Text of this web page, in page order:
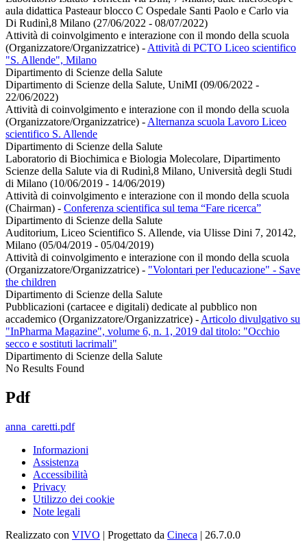
aula didattica Pasteaur blocco C Ospedale Santi Paolo e Carlo via
Di Rudinì,8 Milano (27/06/2022 - 08/07/2022)
Attività di coinvolgimento e interazione con il mondo della scuola
(Organizzatore/Organizzatrice) - Attività di PCTO Liceo scientifico
"S. Allende", Milano
Dipartimento di Scienze della Salute
Dipartimento di Scienze della Salute, UniMI (09/06/2022 -
22/06/2022)
Attività di coinvolgimento e interazione con il mondo della scuola
(Organizzatore/Organizzatrice) - Alternanza scuola Lavoro Liceo
scientifico S. Allende
Dipartimento di Scienze della Salute
Laboratorio di Biochimica e Biologia Molecolare, Dipartimento
Scienze della Salute via di Rudinì,8 Milano, Università degli Studi
di Milano (10/06/2019 - 14/06/2019)
Attività di coinvolgimento e interazione con il mondo della scuola
(Chairman) - Conferenza scientifica sul tema “Fare ricerca”
Dipartimento di Scienze della Salute
Auditorium, Liceo Scientifico S. Allende, via Ulisse Dini 7, 20142,
Milano (05/04/2019 - 05/04/2019)
Attività di coinvolgimento e interazione con il mondo della scuola
(Organizzatore/Organizzatrice) - "Volontari per l'educazione" - Save
the children
Dipartimento di Scienze della Salute
Pubblicazioni (cartacee e digitali) dedicate al pubblico non
accademico (Organizzatore/Organizzatrice) - Articolo divulgativo su
"InPharma Magazine", volume 6, n. 1, 2019 dal titolo: "Occhio
secco e sostituti lacrimali"
Dipartimento di Scienze della Salute
No Results Found
Pdf
anna_caretti.pdf
Informazioni
Assistenza
Accessibilità
Privacy
Utilizzo dei cookie
Note legali
Realizzato con VIVO | Progettato da Cineca | 26.7.0.0